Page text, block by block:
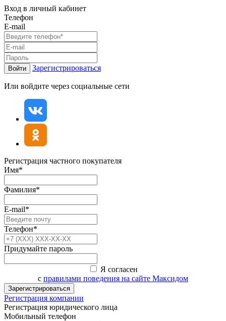
Вход в личный кабинет
Телефон
E-mail
Войти Зарегистрироваться
Или войдите через социальные сети
Регистрация частного покупателя
Имя*
Фамилия*
E-mail*
Телефон*
Придумайте пароль
Я согласен
с правилами поведения на сайте Максидом
Зарегистрироваться
Регистрация компании
Регистрация юридического лица
Мобильный телефон